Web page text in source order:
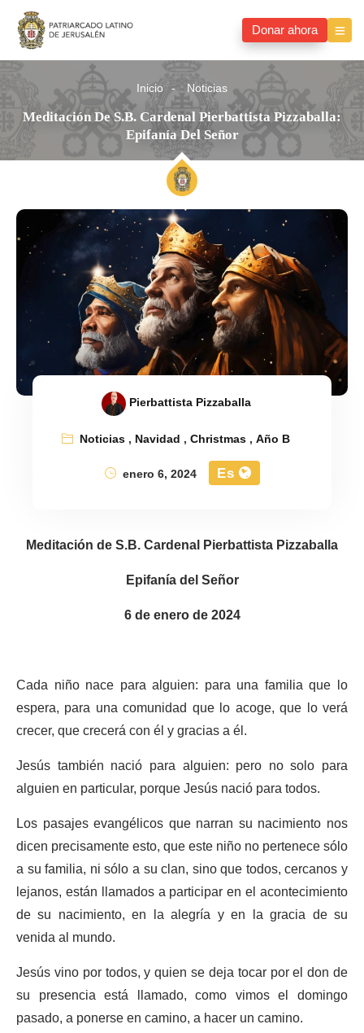
Donar ahora
Inicio Noticias
Meditación De S.B. Cardenal Pierbattista Pizzaballa:
Epifanía Del Señor
Pierbattista Pizzaballa
Noticias, Navidad ,Christmas,Año B
enero 6, 2024
Es
Meditación de S.B. Cardenal Pierbattista Pizzaballa
Epifanía del Señor
6 de enero de 2024
Cada niño nace para alguien: para una familia que lo
espera, para una comunidad que lo acoge, que lo verá
crecer, que crecerá con él y gracias a él.
Jesús también nació para alguien: pero no solo para
alguien en particular, porque Jesús nació para todos.
Los pasajes evangélicos que narran su nacimiento nos
dicen precisamente esto, que este niño no pertenece sólo
a su familia, ni sólo a su clan, sino que todos, cercanos y
lejanos, están llamados a participar en el acontecimiento
de su nacimiento, en la alegría y en la gracia de su
venida al mundo.
Jesús vino por todos, y quien se deja tocar por el don de
su presencia está llamado, como vimos el domingo
pasado, a ponerse en camino, a hacer un camino.